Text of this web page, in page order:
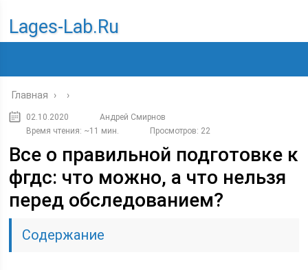
Lages-Lab.ru
Главная › ›
02.10.2020
Андрей Смирнов
Время чтения: ~11 мин.
Просмотров: 22
Все о правильной подготовке к
фгдс: что можно, а что нельзя
перед обследованием?
Содержание